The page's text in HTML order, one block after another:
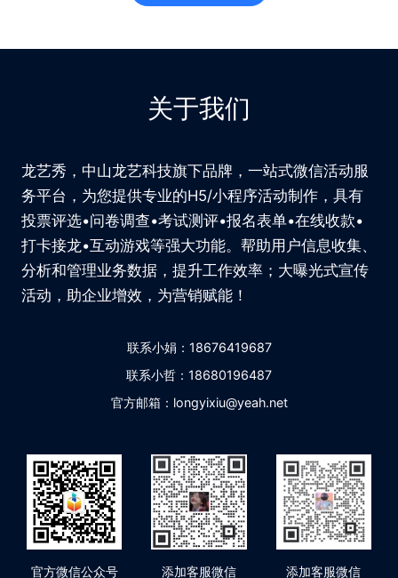
关于我们
龙艺秀，中山龙艺科技旗下品牌，一站式微信活动服
务平台，为您提供专业的H5/小程序活动制作，具有
投票评选•问卷调查•考试测评•报名表单•在线收款•
打卡接龙•互动游戏等强大功能。帮助用户信息收集、
分析和管理业务数据，提升工作效率；大曝光式宣传
活动，助企业增效，为营销赋能！
联系小娟：18676419687
联系小哲：18680196487
官方邮箱：longyixiu@yeah.net
官方微信公众号 添加客服微信 添加客服微信